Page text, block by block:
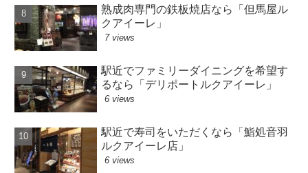
熟成肉専門の鉄板焼店なら「但馬屋ル
クアイーレ」
7 views
駅近でファミリーダイニングを希望す
るなら「デリポートルクアイーレ」
6 views
駅近で寿司をいただくなら「鮨処音羽
ルクアイーレ店」
6 views